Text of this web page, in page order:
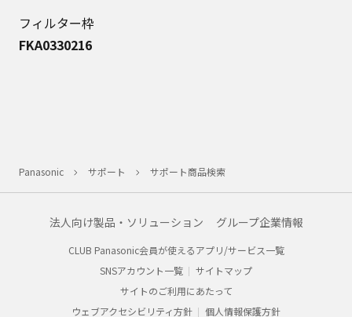
フィルター枠
FKA0330216
Panasonic サポート サポート商品検索
法人向け製品・ソリューション グループ企業情報
CLUB Panasonic会員が使えるアプリ/サービス一覧
SNSアカウント一覧
サイトマップ
サイトのご利用にあたって
ウェブアクセシビリティ方針
個人情報保護方針